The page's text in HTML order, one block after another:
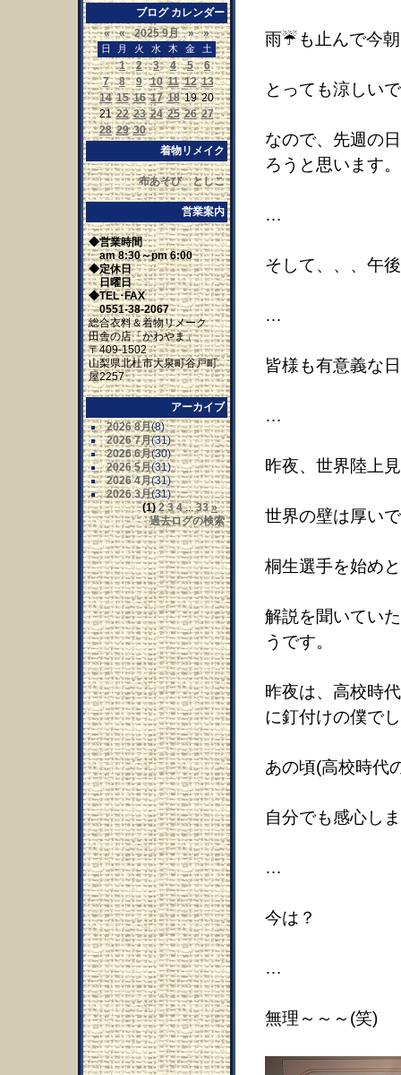
ブログ カレンダー
«
« 2025 9月 » »
日 月 火 水 木 金 土
31 1 2 3 4 5
6
7
8 9 10 11 12 13
14 15 16 17 18 19 20
21 22 23 24 25 26 27
28 29 30 1 2 3
4
着物リメイク
布あそび としこ
営業案内
◆営業時間
am 8:30～pm 6:00
◆定休日
日曜日
◆TEL･FAX
0551-38-2067
総合衣料＆着物リメーク
田舎の店「かわやま」
〒409-1502
山梨県北杜市大泉町谷戸町
屋2257
アーカイブ
2026 8月(8)
2026 7月(31)
2026 6月(30)
2026 5月(31)
2026 4月(31)
2026 3月(31)
(1) 2 3 4...33 »
過去ログの検索
雨☔も止んで今
とっても涼しい
なので、先週の
ろうと思います。
…
そして、、、午
…
皆様も有意義な
…
昨夜、世界陸上
世界の壁は厚い
桐生選手を始め
解説を聞いてい
うです。
昨夜は、高校時
に釘付けの僕で
あの頃(高校時代
自分でも感心し
…
今は？
…
無理～～～(笑)